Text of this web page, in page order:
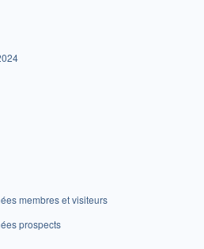
membres et visiteurs
prospects